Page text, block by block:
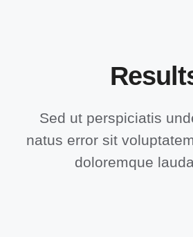
Sed ut perspiciatis
natus error sit
doloremque